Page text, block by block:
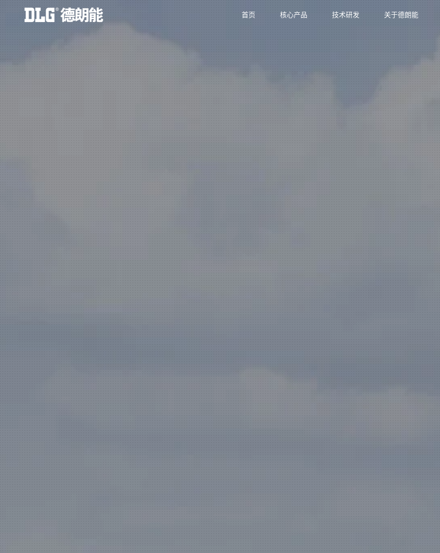
首页 核心产品 技术研发 关于德朗能